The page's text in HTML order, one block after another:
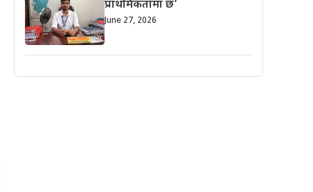
प्राथमिकतामा छ’
June 27, 2026